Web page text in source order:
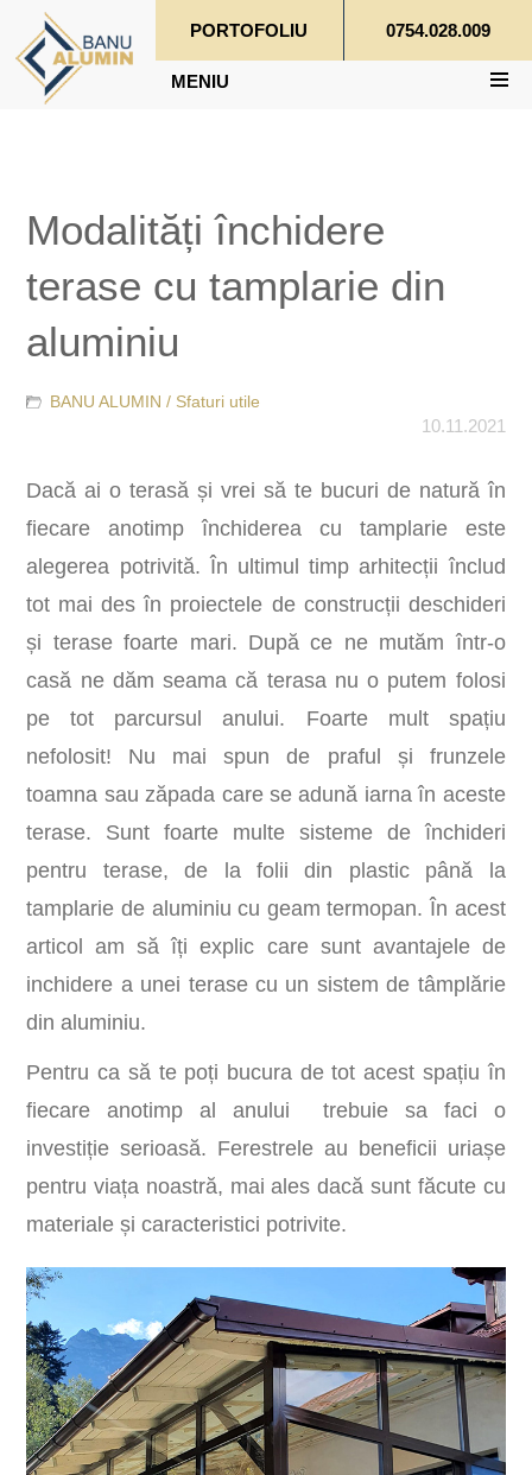
0754.028.009
PORTOFOLIU
MENIU
Modalități închidere
terase cu tamplarie din
aluminiu
BANU ALUMIN / Sfaturi utile
10.11.2021
Dacă ai o terasă și vrei să te bucuri de natură în
fiecare anotimp închiderea cu tamplarie este
alegerea potrivită. În ultimul timp arhitecții înclud
tot mai des în proiectele de construcții deschideri
și terase foarte mari. După ce ne mutăm într-o
casă ne dăm seama că terasa nu o putem folosi
pe tot parcursul anului. Foarte mult spațiu
nefolosit! Nu mai spun de praful și frunzele
toamna sau zăpada care se adună iarna în aceste
terase. Sunt foarte multe sisteme de închideri
pentru terase, de la folii din plastic până la
tamplarie de aluminiu cu geam termopan. În acest
articol am să îți explic care sunt avantajele de
inchidere a unei terase cu un sistem de tâmplărie
din aluminiu.
Pentru ca să te poți bucura de tot acest spațiu în
fiecare anotimp al anului trebuie sa faci o
investiție serioasă. Ferestrele au beneficii uriașe
pentru viața noastră, mai ales dacă sunt făcute cu
materiale și caracteristici potrivite.